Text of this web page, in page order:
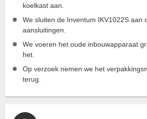
koelkast aan.
We sluiten de Inventum IKV1022S aan
aansluitingen.
We voeren het oude inbouwapparaat
het.
Op verzoek nemen we het
terug.